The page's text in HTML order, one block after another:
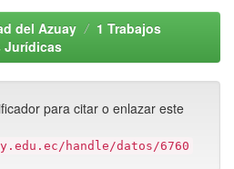
del Azuay
1 Trabajos
Jurídicas
para citar o enlazar este
handle/datos/6760